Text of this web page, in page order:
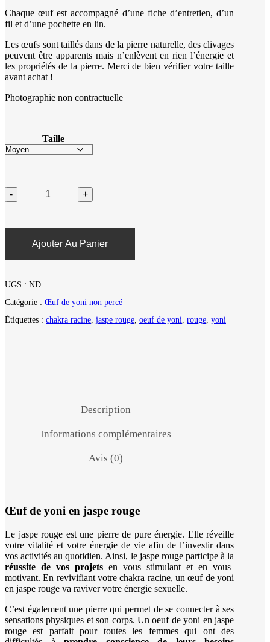
Chaque œuf est accompagné d’une fiche d’entretien, d’un
fil et d’une pochette en lin.
Les œufs sont taillés dans de la pierre naturelle, des clivages
peuvent être apparents mais n’enlèvent en rien l’énergie et
les propriétés de la pierre. Merci de bien vérifier votre taille
avant achat !
Photographie non contractuelle
Taille
Ajouter Au Panier
UGS : ND
Catégorie : Œuf de yoni non percé
Étiquettes : chakra racine, jaspe rouge, oeuf de yoni, rouge, yoni
Description
Informations complémentaires
Avis (0)
Œufde yoni en jaspe rouge
Le jaspe rouge est une pierre de pure énergie. Elle réveille
votre vitalité et votre énergie de vie afin de l’investir dans
vos activités au quotidien. Ainsi, le jaspe rouge participe à la
réussite de vos projets en vous stimulant et en vous
motivant. En revivifiant votre chakra racine, un œuf de yoni
en jaspe rouge va raviver votre énergie sexuelle.
C’est également une pierre qui permet de se connecter à ses
sensations physiques et son corps. Un oeuf de yoni en jaspe
rouge est parfait pour toutes les femmes qui ont des